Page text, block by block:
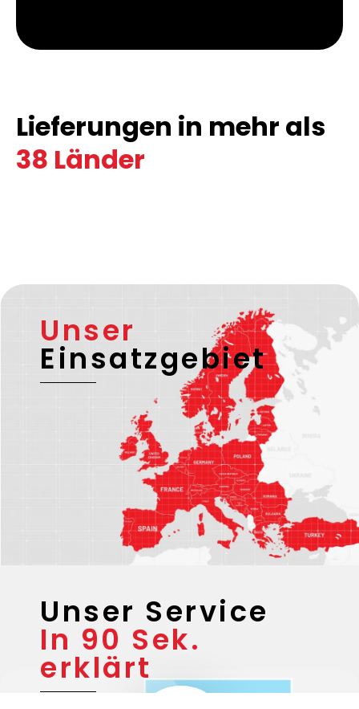
Lieferungen in mehr als
38 Länder
Unser
Einsatzgebiet
Unser Service
In 90 Sek.
erklärt